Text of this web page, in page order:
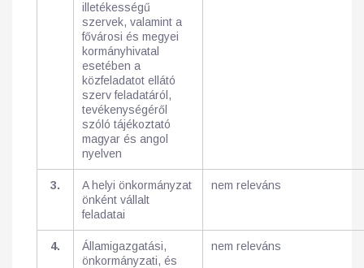
illetékességű
szervek, valamint a
fővárosi és megyei
kormányhivatal
esetében a
közfeladatot ellátó
szerv feladatáról,
tevékenységéről
szóló tájékoztató
magyar és angol
nyelven
3.
A helyi önkormányzat
önként vállalt
feladatai
nem releváns
4.
Államigazgatási,
önkormányzati, és
nem releváns